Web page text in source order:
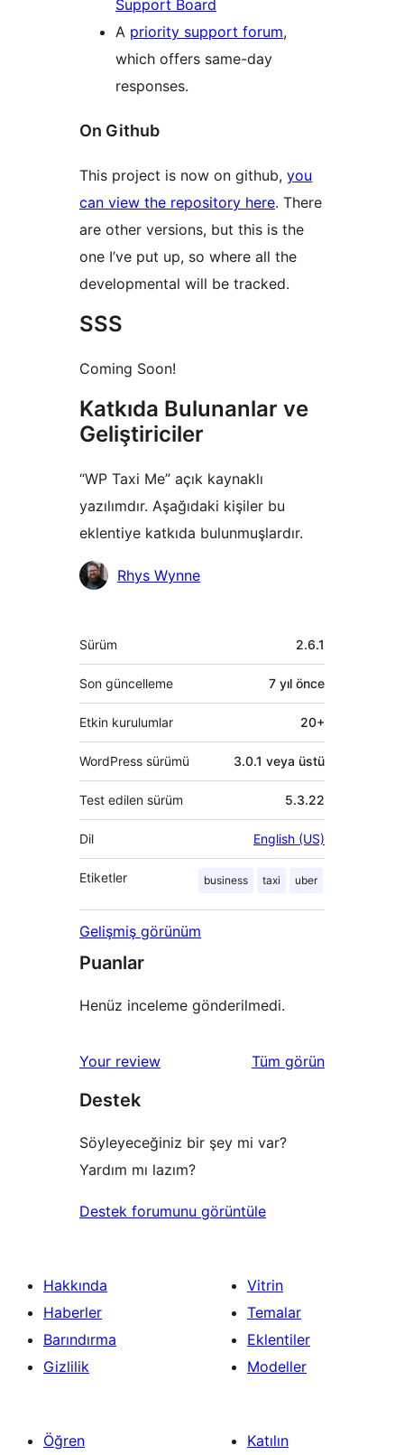
Support Board
A priority support forum,
which offers same-day
responses.
On Github
This project is now on github, you
can view the repository here. There
are other versions, but this is the
one I’ve put up, so where all the
developmental will be tracked.
SSS
Coming Soon!
Katkıda Bulunanlar ve
Geliştiriciler
“WP Taxi Me” açık kaynaklı
yazılımdır. Aşağıdaki kişiler bu
eklentiye katkıda bulunmuşlardır.
KatkıdaRhys Wynne
Meta
Sürüm 2.6.1
Son güncelleme 7 yıl önce
Etkin kurulumlar 20+
WordPress sürümü 3.0.1 veya üstü
Test edilen sürüm 5.3.22
Dil English (US)
Etiketler business taxi uber
Gelişmiş görünüm
Puanlar
Henüz inceleme gönderilmedi.
Your review Tüm değerlendirmeleri
görün
Destek
Söyleyeceğiniz bir şey mi var?
Yardım mı lazım?
Destek forumunu görüntüle
Hakkında
Haberler
Barındırma
Gizlilik
Vitrin
Temalar
Eklentiler
Modeller
Öğren
Katılın